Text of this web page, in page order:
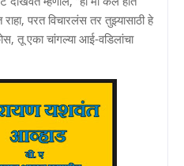
परत विचारलंस तर तुझ्यासाठी हे
तू एका चांगल्या आई-वडिलांचा